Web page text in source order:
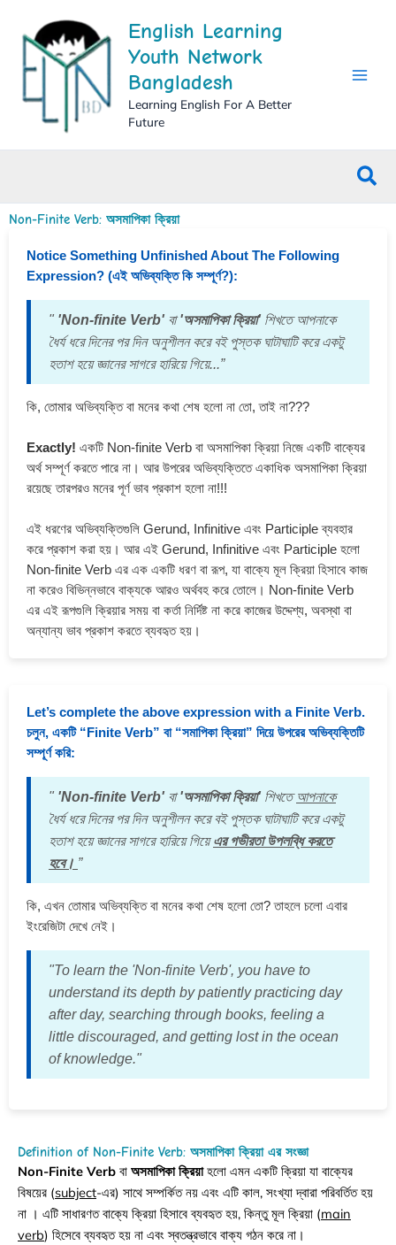
content
English Learning
Youth Network
Bangladesh
Learning English For A Better
Future
Non-Finite Verb: অসমাপিকা ক্রিয়া
Notice Something Unfinished About The Following
Expression? (এই অভিব্যক্তি কি সম্পূর্ণ?):
"'Non-finite Verb' বা'অসমাপিকা ক্রিয়া' শিখতে আপনাকে
ধৈর্য ধরে দিনের পর দিন অনুশীলন করে বই পুস্তক ঘাটাঘাটি করে একটু
হতাশ হয়ে জ্ঞানের সাগরে হারিয়ে গিয়ে...”
কি, তোমার অভিব্যক্তি বা মনের কথা শেষ হলো না তো, তাই না???
Exactly! একটি Non-finite Verb বা অসমাপিকা ক্রিয়া নিজে একটি বাক্যের
অর্থ সম্পূর্ণ করতে পারে না। আর উপরের অভিব্যক্তিতে একাধিক অসমাপিকা ক্রিয়া
রয়েছে তারপরও মনের পূর্ণ ভাব প্রকাশ হলো না!!!
এই ধরণের অভিব্যক্তিগুলি Gerund, Infinitive এবং Participle ব্যবহার
করে প্রকাশ করা হয়। আর এই Gerund, Infinitive এবং Participle হলো
Non-finite Verb এর এক একটি ধরণ বা রূপ, যা বাক্যে মূল ক্রিয়া হিসাবে কাজ
না করেও বিভিন্নভাবে বাক্যকে আরও অর্থবহ করে তোলে। Non-finite Verb
এর এই রূপগুলি ক্রিয়ার সময় বা কর্তা নির্দিষ্ট না করে কাজের উদ্দেশ্য, অবস্থা বা
অন্যান্য ভাব প্রকাশ করতে ব্যবহৃত হয়।
Let’s complete the above expression with a Finite Verb.
চলুন, একটি “Finite Verb” বা “সমাপিকা ক্রিয়া” দিয়ে উপরের অভিব্যক্তিটি
সম্পূর্ণ করি:
"'Non-finite Verb' বা'অসমাপিকা ক্রিয়া' শিখতেআপনাকে
ধৈর্য ধরে দিনের পর দিন অনুশীলন করে বই পুস্তক ঘাটাঘাটি করে একটু
হতাশ হয়ে জ্ঞানের সাগরে হারিয়ে গিয়েএর গভীরতা উপলব্ধি করতে
হবে। ”
কি, এখন তোমার অভিব্যক্তি বা মনের কথা শেষ হলো তো? তাহলে চলো এবার
ইংরেজিটা দেখে নেই।
"To learn the 'Non-finite Verb', you have to
understand its depth by patiently practicing day
after day, searching through books, feeling a
little discouraged, and getting lost in the ocean
of knowledge."
Definition of Non-Finite Verb: অসমাপিকা ক্রিয়া এর সংজ্ঞা
Non-Finite Verb বা অসমাপিকা ক্রিয়াহলো এমন একটি ক্রিয়া যা বাক্যের
বিষয়ের (subject-এর) সাথে সম্পর্কিত নয় এবং এটি কাল, সংখ্যা দ্বারা পরিবর্তিত হয়
না । এটি সাধারণত বাক্যে ক্রিয়া হিসাবে ব্যবহৃত হয়, কিন্তু মূল ক্রিয়া (main
verb) হিসেবে ব্যবহৃত হয় না এবং স্বতন্ত্রভাবে বাক্য গঠন করে না।